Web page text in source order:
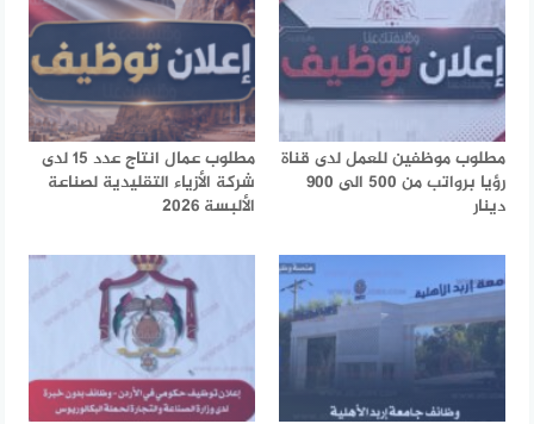
مطلوب موظفين للعمل لدى قناة
رؤيا برواتب من 500 الى 900
دينار
مطلوب عمال انتاج عدد 15 لدى
شركة الأزياء التقليدية لصناعة
الألبسة 2026